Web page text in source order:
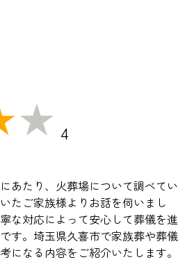
4
あたり、火葬場について調べてい
たご家族様よりお話を伺いまし
な対応によって安心して葬儀を進
す。埼玉県久喜市で家族葬や葬儀
になる内容をご紹介いたします。